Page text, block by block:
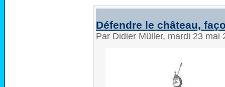
Défendre le château,
Par Didier Müller, mardi 23 mai